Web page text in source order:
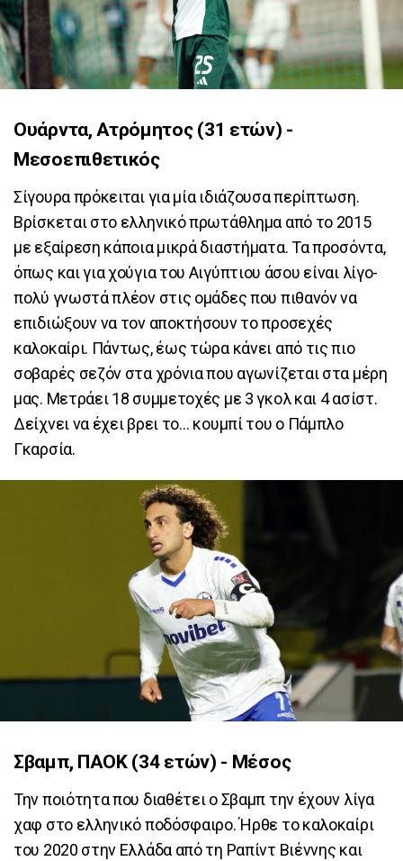
Ουάρντα, Ατρόμητος (31 ετών) -
Μεσοεπιθετικός
Σίγουρα πρόκειται για μία ιδιάζουσα περίπτωση.
Βρίσκεται στο ελληνικό πρωτάθλημα από το 2015
με εξαίρεση κάποια μικρά διαστήματα. Τα προσόντα,
όπως και για χούγια του Αιγύπτιου άσου είναι λίγο-
πολύ γνωστά πλέον στις ομάδες που πιθανόν να
επιδιώξουν να τον αποκτήσουν το προσεχές
καλοκαίρι. Πάντως, έως τώρα κάνει από τις πιο
σοβαρές σεζόν στα χρόνια που αγωνίζεται στα μέρη
μας. Μετράει 18 συμμετοχές με 3 γκολ και 4 ασίστ.
Δείχνει να έχει βρει το… κουμπί του ο Πάμπλο
Γκαρσία.
Σβαμπ, ΠΑΟΚ (34 ετών) - Μέσος
Την ποιότητα που διαθέτει ο Σβαμπ την έχουν λίγα
χαφ στο ελληνικό ποδόσφαιρο. Ήρθε το καλοκαίρι
του 2020 στην Ελλάδα από τη Ραπίντ Βιέννης και